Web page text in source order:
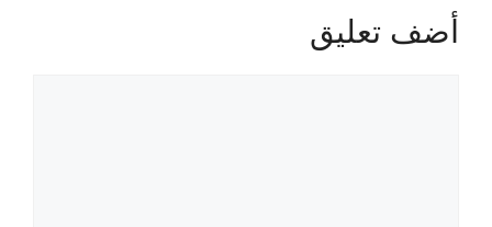
أضف تعليق